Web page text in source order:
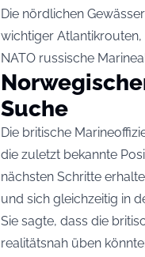
Die nördlichen
wichtiger Atlantikrouten,
NATO russische
Suche
Die britische
die zuletzt bekannte
nächsten Schritte
und sich gleichzeitig in
Sie sagte, dass die
realitätsnah üben